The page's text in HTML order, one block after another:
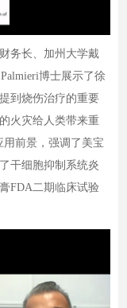
务长、加州大学戴
博士展示了徐
到烧伤治疗的重要
火灾给人类带来重
用前景，强调了美宝
干细胞抑制系统炎
FDA二期临床试验